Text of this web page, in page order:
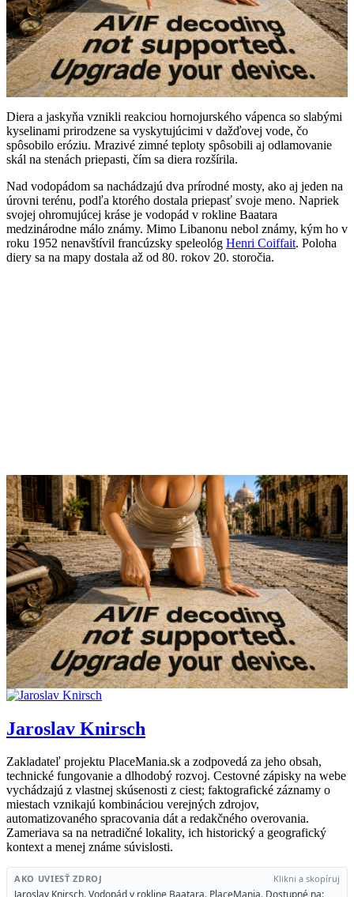
Diera a jaskyňa vznikli reakciou hornojurského vápenca so slabými
kyselinami prirodzene sa vyskytujúcimi v dažďovej vode, čo
spôsobilo eróziu. Mrazivé zimné teploty spôsobili aj odlamovanie
skál na stenách priepasti, čím sa diera rozšírila.
Nad vodopádom sa nachádzajú dva prírodné mosty, ako aj jeden na
úrovni terénu, podľa ktorého dostala priepasť svoje meno. Napriek
svojej ohromujúcej kráse je vodopád v rokline Baatara
medzinárodne málo známy. Mimo Libanonu nebol známy, kým ho v
roku 1952 nenavštívil francúzsky speleológ Henri Coiffait. Poloha
diery sa na mapy dostala až od 80. rokov 20. storočia.
Jaroslav Knirsch
Zakladateľ projektu PlaceMania.sk a zodpovedá za jeho obsah,
technické fungovanie a dlhodobý rozvoj. Cestovné zápisky na webe
vychádzajú z vlastnej skúsenosti z ciest; faktografické záznamy o
miestach vznikajú kombináciou verejných zdrojov,
automatizovaného spracovania dát a redakčného overovania.
Zameriava sa na netradičné lokality, ich historický a geografický
kontext a menej známe súvislosti.
AKO UVIESŤ ZDROJ Klikni a skopíruj